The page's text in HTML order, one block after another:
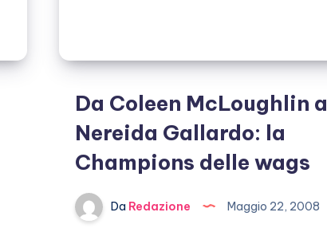
Da Coleen McLoughlin a
Nereida Gallardo: la
Champions delle wags
Da Redazione Maggio 22, 2008